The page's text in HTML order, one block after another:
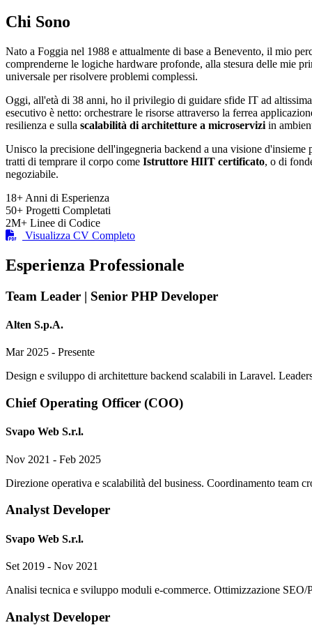
Chi Sono
Nato a Foggia nel 1988 e attualmente di base a Benevento, il mio
comprenderne le logiche hardware profonde, alla stesura delle mie
universale per risolvere problemi complessi.
Oggi, all'età di 38 anni, ho il privilegio di guidare sfide IT ad
esecutivo è netto: orchestrare le risorse attraverso la ferrea
resilienza e sulla scalabilità di architetture a microservizi in
Unisco la precisione dell'ingegneria backend a una visione
tratti di temprare il corpo come Istruttore HIIT certificato, o di
negoziabile.
18+ Anni di Esperienza
50+ Progetti Completati
2M+ Linee di Codice
Visualizza CV Completo
Esperienza Professionale
Team Leader | Senior PHP Developer
Alten S.p.A.
Mar 2025 - Presente
Design e sviluppo di architetture backend scalabili in Laravel.
Chief Operating Officer (COO)
Svapo Web S.r.l.
Nov 2021 - Feb 2025
Direzione operativa e scalabilità del business. Coordinamento team
Analyst Developer
Svapo Web S.r.l.
Set 2019 - Nov 2021
Analisi tecnica e sviluppo moduli e-commerce. Ottimizzazione
Analyst Developer